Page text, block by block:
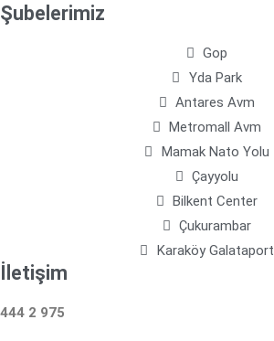
Şubelerimiz
Gop
Yda Park
Antares Avm
Metromall Avm
Mamak Nato Yolu
Çayyolu
Bilkent Center
Çukurambar
Karaköy Galataport
İletişim
444 2 975